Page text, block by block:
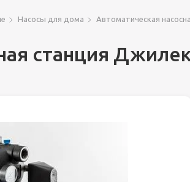
Насосы для дома Автоматическая
станция